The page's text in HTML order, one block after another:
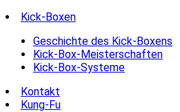
Kick-Boxen
Geschichte des Kick-Boxens
Kick-Box-Meisterschaften
Kick-Box-Systeme
Kontakt
Kung-Fu